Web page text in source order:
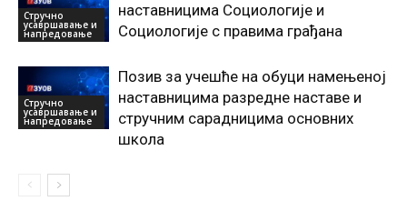
Стручно
усавршавање и
напредовање
наставницима Социологије и
Социологије с правима грађана
Стручно
усавршавање и
напредовање
Позив за учешће на обуци намењеној
наставницима разредне наставе и
стручним сарадницима основних
школа